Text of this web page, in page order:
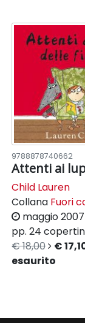
9788878740662
Attenti ai
Child Lauren
Collana Fuori
maggio 2007
pp. 24
€ 18,00
€
esaurito